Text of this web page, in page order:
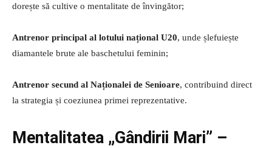
dorește să cultive o mentalitate de învingător;
Antrenor principal al lotului național U20, unde șlefuiește
diamantele brute ale baschetului feminin;
Antrenor secund al Naționalei de Senioare, contribuind direct
la strategia și coeziunea primei reprezentative.
Mentalitatea „Gândirii Mari” –